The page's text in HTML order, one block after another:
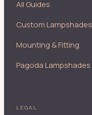
All Guides
Custom Lampshades
Mounting & Fitting
Pagoda Lampshades
LEGAL